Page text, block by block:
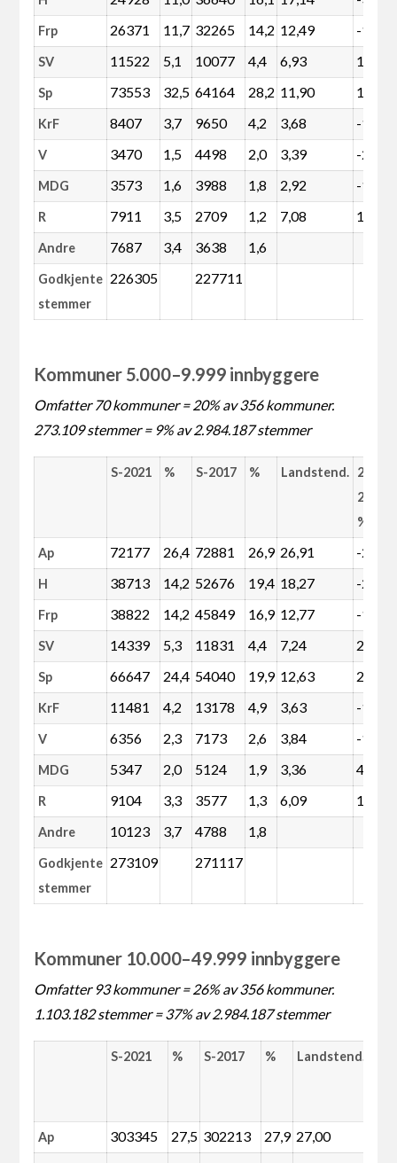
Frp 26371 11,7 32265 14,2 12,49 -18
SV 11522 5,1 10077 4,4 6,93 15
Sp 73553 32,5 64164 28,2 11,90 15
KrF 8407 3,7 9650 4,2 3,68 -12
V 3470 1,5 4498 2,0 3,39 -22
MDG 3573 1,6 3988 1,8 2,92 -10
R 7911 3,5 2709 1,2 7,08 194
Andre 7687 3,4 3638 1,6
Godkjente
stemmer
226305 227711
Kommuner 5.000–9.999 innbyggere
Omfatter 70 kommuner = 20% av 356 kommuner.
273.109 stemmer = 9% av 2.984.187 stemmer
S-2021 % S-2017 % Landstend. 2021–
2017 i
%
Ap 72177 26,4 72881 26,9 26,91 -2
H 38713 14,2 52676 19,4 18,27 -27
Frp 38822 14,2 45849 16,9 12,77 -16
SV 14339 5,3 11831 4,4 7,24 20
Sp 66647 24,4 54040 19,9 12,63 22
KrF 11481 4,2 13178 4,9 3,63 -14
V 6356 2,3 7173 2,6 3,84 -12
MDG 5347 2,0 5124 1,9 3,36 4
R 9104 3,3 3577 1,3 6,09 153
Andre 10123 3,7 4788 1,8
Godkjente
stemmer
273109 271117
Kommuner 10.000–49.999 innbyggere
Omfatter 93 kommuner = 26% av 356 kommuner.
1.103.182 stemmer = 37% av 2.984.187 stemmer
S-2021 % S-2017 % Landstend.
Ap 303345 27,5 302213 27,9 27,00